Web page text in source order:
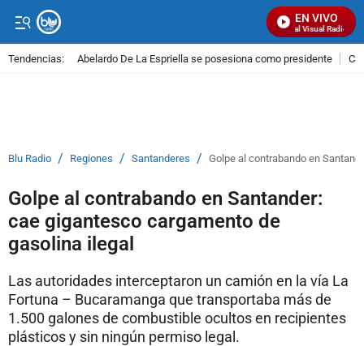
EN VIVO
Señal Visual Radio
Tendencias: Abelardo De La Espriella se posesiona como presidente
Blu Radio / Regiones / Santanderes / Golpe al contrabando en
Golpe al contrabando en Santander:
cae gigantesco cargamento de
gasolina ilegal
Las autoridades interceptaron un camión en la vía La
Fortuna – Bucaramanga que transportaba más de
1.500 galones de combustible ocultos en recipientes
plásticos y sin ningún permiso legal.